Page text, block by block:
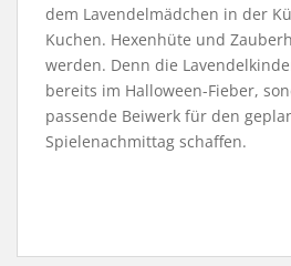
dem Lavendelmädchen in der
Kuchen. Hexenhüte und
werden. Denn die
bereits im Halloween-Fieber,
passende Beiwerk für den
Spielenachmittag schaffen.